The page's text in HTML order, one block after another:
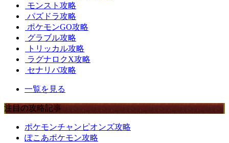
モンスト攻略
パズドラ攻略
ポケモンGO攻略
グラブル攻略
トリッカル攻略
ラグナロクX攻略
セナリバ攻略
一覧を見る
注目の攻略記事
ポケモンチャンピオンズ攻略
ぽこあポケモン攻略